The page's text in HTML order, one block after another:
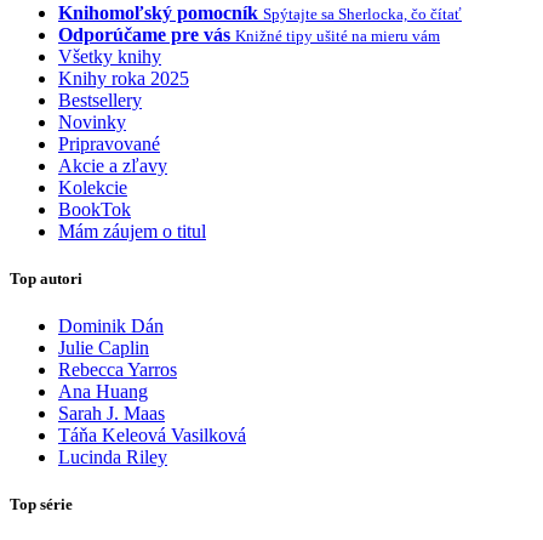
Knihomoľský pomocník Spýtajte sa Sherlocka, čo čítať
Odporúčame pre vás Knižné tipy ušité na mieru vám
Všetky knihy
Knihy roka 2025
Bestsellery
Novinky
Pripravované
Akcie a zľavy
Kolekcie
BookTok
Mám záujem o titul
Top autori
Dominik Dán
Julie Caplin
Rebecca Yarros
Ana Huang
Sarah J. Maas
Táňa Keleová Vasilková
Lucinda Riley
Top série